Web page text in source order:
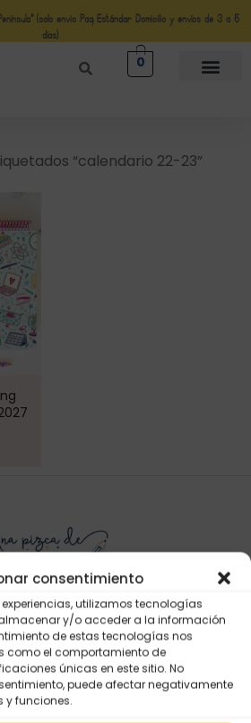
consentimiento
utilizamos tecnologías
y/o acceder a la información
de estas tecnologías nos
como el comportamiento de
únicas en este sitio. No
puede afectar negativamente
y funciones.
(solo envio Paq Estándar Domicilio y envíos de 3 a 5
días)
0
“calendario 22-23”
Mi Cuenta
Lista de deseos
Mi Perfil